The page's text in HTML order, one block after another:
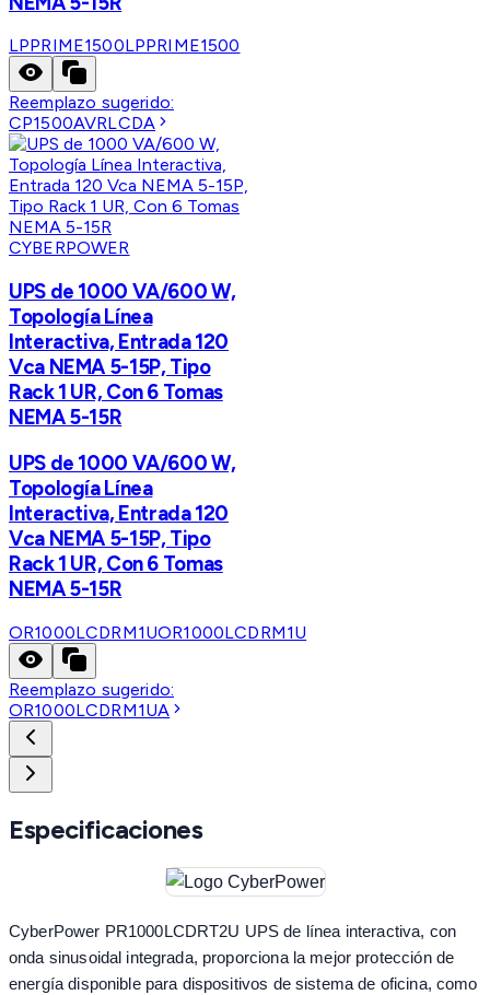
LPPRIME1500LPPRIME1500
Reemplazo sugerido:
CP1500AVRLCDA
CYBERPOWER
UPS de 1000 VA/600 W,
Topología Línea
Interactiva, Entrada 120
Vca NEMA 5-15P, Tipo
Rack 1 UR, Con 6 Tomas
NEMA 5-15R
UPS de 1000 VA/600 W,
Topología Línea
Interactiva, Entrada 120
Vca NEMA 5-15P, Tipo
Rack 1 UR, Con 6 Tomas
NEMA 5-15R
OR1000LCDRM1UOR1000LCDRM1U
Reemplazo sugerido:
OR1000LCDRM1UA
Especificaciones
CyberPower PR1000LCDRT2U UPS de línea interactiva, con
onda sinusoidal integrada, proporciona la mejor protección de
energía disponible para dispositivos de sistema de oficina, como